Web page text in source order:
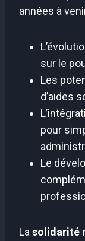
années à
sur le
Les
d’aides
pour
Le
La solidarité